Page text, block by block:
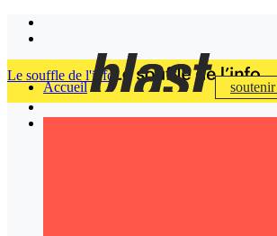
Accueil soutenir
Le souffle de l'info